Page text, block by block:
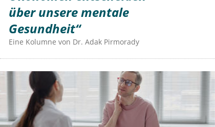
über unsere mentale
Gesundheit“
Eine Kolumne von Dr. Adak Pirmorady